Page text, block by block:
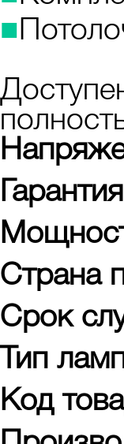
■
Страна
Срок
Тип
Код